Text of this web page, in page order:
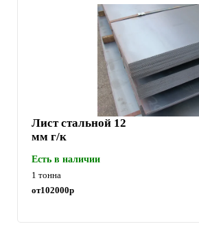
Лист стальной 12
мм г/к
Есть в наличии
1 тонна
от102000р